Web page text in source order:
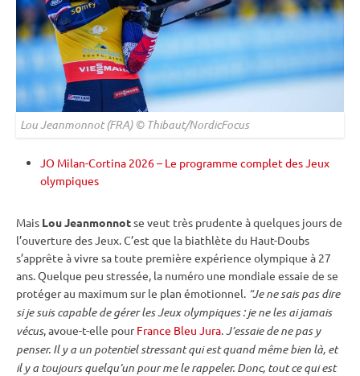
Lou Jeanmonnot (FRA) © Thibaut/NordicFocus
JO Milan-Cortina 2026 – Le programme complet des Jeux
olympiques
Mais Lou Jeanmonnotse veut très prudente à quelques jours de
l’ouverture des Jeux. C’est que la biathlète du Haut-Doubs
s’apprête à vivre sa toute première expérience olympique à 27
ans. Quelque peu stressée, la numéro une mondiale essaie de se
protéger au maximum sur le plan émotionnel. “Je ne sais pas dire
si je suis capable de gérer lesJeux olympiques: je ne les ai jamais
vécus, avoue-t-elle pourFrance Bleu Jura.J’essaie de ne pas y
penser. Il y a un potentiel stressant qui est quand même bien là, et
il y a toujours quelqu’un pour me le rappeler. Donc, tout ce qui est